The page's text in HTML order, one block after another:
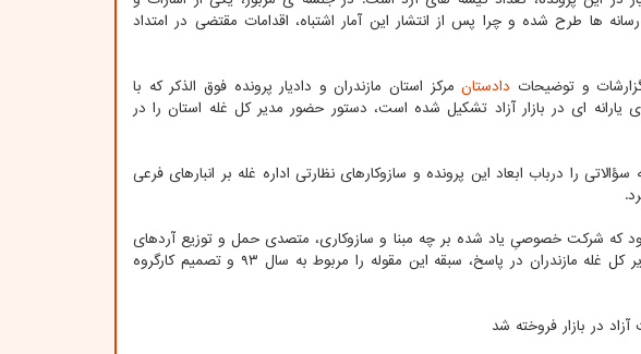
ها طرح شده و چرا پس از انتشار این آمار اشتباه، اقدامات مقتضی در امتداد
و توضیحات دادستانمرکز استان مازندران و دادیار پرونده فوق الذکر که با
ای در بازار آزاد تشکیل شده است، دستور حضور مدیر کل غله استان را در
را درباب ابعاد این پرونده و سازوکارهای نظارتی اداره غله بر انبارهای فرعی
بود که شرکت خصوصیِ یاد شده بر چه مبنا و سازوکاری، متصدی حمل و توزیع آردهای
اختصاص یافته به واحدهای خبازی و نانوایی ها شده است؟ مدیر کل غله مازندران در پاسخ، سبقه این مقوله را مربوط به سال ۹۳ و تصمیم کارگروه